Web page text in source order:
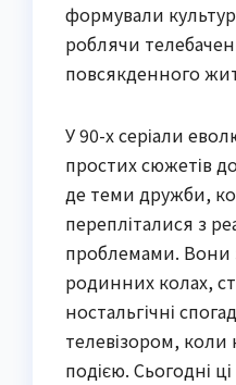
формували
роблячи
повсякденного
У 90-х серіали
простих сюжетів
де теми дружби,
перепліталися з
проблемами. Вони
родинних колах,
ностальгічні
телевізором, коли
подією. Сьогодні